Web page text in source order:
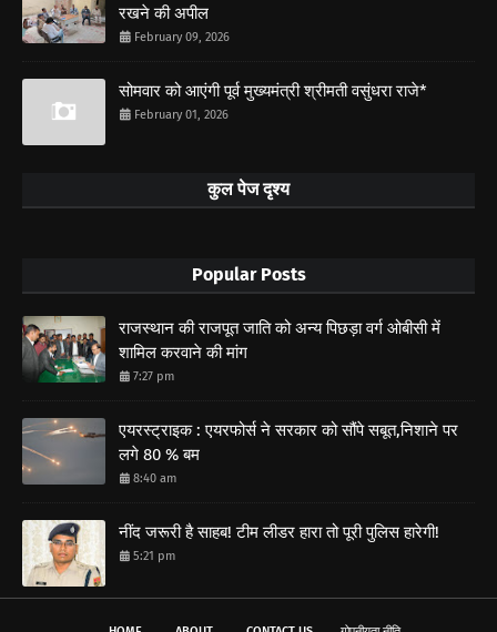
रखने की अपील
February 09, 2026
सोमवार को आएंगी पूर्व मुख्यमंत्री श्रीमती वसुंधरा राजे*
February 01, 2026
कुल पेज दृश्य
Popular Posts
राजस्थान की राजपूत जाति को अन्य पिछड़ा वर्ग ओबीसी में
शामिल करवाने की मांग
7:27 pm
एयरस्ट्राइक : एयरफोर्स ने सरकार को सौंपे सबूत,निशाने पर
लगे 80 % बम
8:40 am
नींद जरूरी है साहब! टीम लीडर हारा तो पूरी पुलिस हारेगी!
5:21 pm